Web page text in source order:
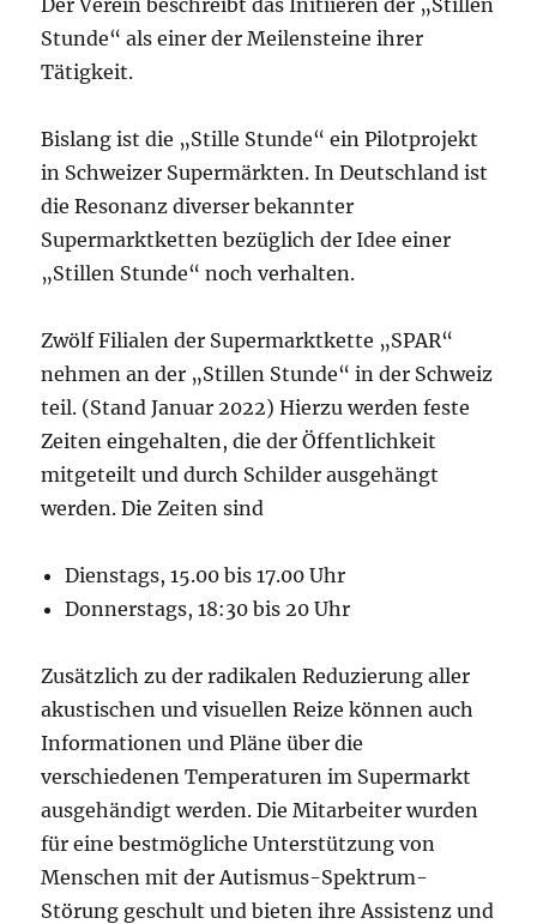
Der Verein beschreibt das Initiieren der „Stillen
Stunde“ als einer der Meilensteine ihrer
Tätigkeit.
Bislang ist die „Stille Stunde“ ein Pilotprojekt
in Schweizer Supermärkten. In Deutschland ist
die Resonanz diverser bekannter
Supermarktketten bezüglich der Idee einer
„Stillen Stunde“ noch verhalten.
Zwölf Filialen der Supermarktkette „SPAR“
nehmen an der „Stillen Stunde“ in der Schweiz
teil. (Stand Januar 2022) Hierzu werden feste
Zeiten eingehalten, die der Öffentlichkeit
mitgeteilt und durch Schilder ausgehängt
werden. Die Zeiten sind
Dienstags, 15.00 bis 17.00 Uhr
Donnerstags, 18:30 bis 20 Uhr
Zusätzlich zu der radikalen Reduzierung aller
akustischen und visuellen Reize können auch
Informationen und Pläne über die
verschiedenen Temperaturen im Supermarkt
ausgehändigt werden. Die Mitarbeiter wurden
für eine bestmögliche Unterstützung von
Menschen mit der Autismus-Spektrum-
Störung geschult und bieten ihre Assistenz und